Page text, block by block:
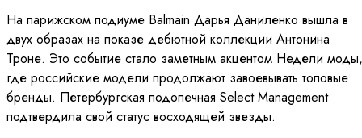
На парижском подиуме Balmain Дарья Даниленко вышла в
двух образах на показе дебютной коллекции Антонина
Троне. Это событие стало заметным акцентом Недели моды,
где российские модели продолжают завоевывать топовые
бренды. Петербургская подопечная Select Management
подтвердила свой статус восходящей звезды.